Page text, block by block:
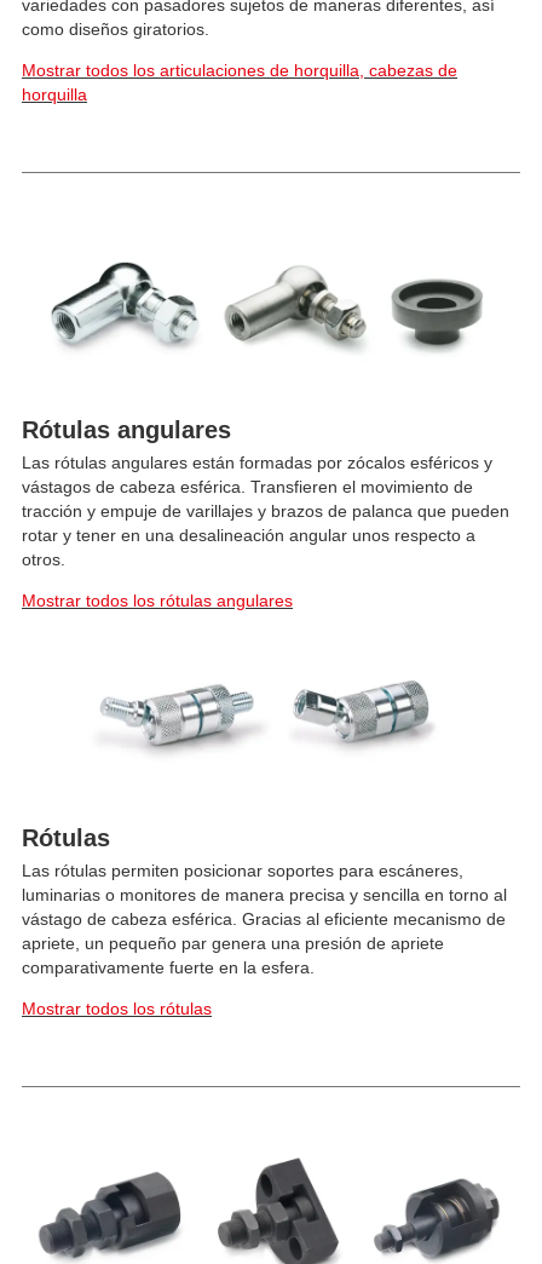
variedades con pasadores sujetos de maneras diferentes, así
como diseños giratorios.
Mostrar todos los articulaciones de horquilla, cabezas de
horquilla
Rótulas angulares
Las rótulas angulares están formadas por zócalos esféricos y
vástagos de cabeza esférica. Transfieren el movimiento de
tracción y empuje de varillajes y brazos de palanca que pueden
rotar y tener en una desalineación angular unos respecto a
otros.
Mostrar todos los rótulas angulares
Rótulas
Las rótulas permiten posicionar soportes para escáneres,
luminarias o monitores de manera precisa y sencilla en torno al
vástago de cabeza esférica. Gracias al eficiente mecanismo de
apriete, un pequeño par genera una presión de apriete
comparativamente fuerte en la esfera.
Mostrar todos los rótulas